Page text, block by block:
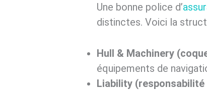
Une bonne police d’
distinctes. Voici la
Hull & Machinery
équipements de
Liability